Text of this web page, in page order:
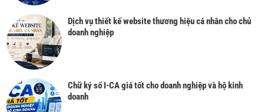
Dịch vụ thiết kế website thương hiệu cá nhân cho chủ
doanh nghiệp
Chữ ký số I-CA giá tốt cho doanh nghiệp và hộ kinh
doanh